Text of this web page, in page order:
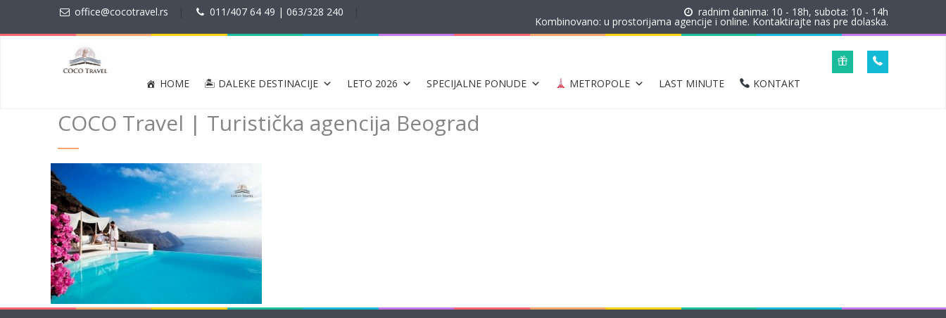
office@cocotravel.rs 011/407 64 49 | 063/328 240 radnim danima: 10 - 18h, subota: 10 - 14h
Kombinovano: u prostorijama agencije i online. Kontaktirajte nas pre dolaska.
HOME 🏝 DALEKE DESTINACIJE LETO 2026 SPECIJALNE PONUDE METROPOLE LAST MINUTE KONTAKT
COCO Travel | Turistička agencija Beograd